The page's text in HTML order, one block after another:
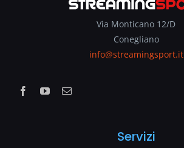
Via Monticano 12/D
Conegliano
info@streamingsport.it
Servizi